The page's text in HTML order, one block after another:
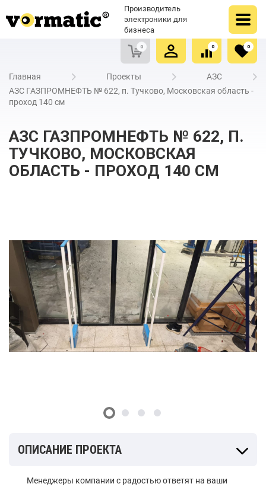
Производитель
электроники для
бизнеса
0
Очистить список сравнения
0
Очистить избранное
0
Главная Проекты
АЗС
АЗС ГАЗПРОМНЕФТЬ № 622, п. Тучково, Московская область -
проход 140 см
АЗС ГАЗПРОМНЕФТЬ № 622, П.
ТУЧКОВО, МОСКОВСКАЯ
ОБЛАСТЬ - ПРОХОД 140 СМ
Менеджеры компании с радостью ответят на ваши
ОПИСАНИЕ ПРОЕКТА